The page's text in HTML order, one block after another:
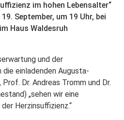
im hohen Lebensalter“
September, um 19 Uhr, bei
Haus Waldesruh
und der
einladenden Augusta-
Dr. Andreas Tromm und Dr.
„sehen wir eine
Herzinsuffizienz.“